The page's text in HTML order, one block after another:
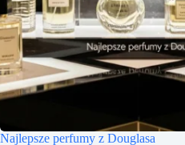
Najlepsze perfumy z Douglasa